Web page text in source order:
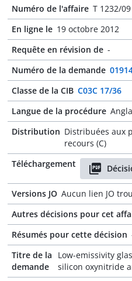
Numéro de l'affaire T 1232/09
En ligne le 19 octobre 2012
Requête en révision de -
Numéro de la demande
Classe de la CIB C03C 17/36
Langue de la procédure
Distribution Distribuées aux
recours (C)
Téléchargement
Versions JO Aucun lien JO
Autres décisions pour cet
Résumés pour cette décision
Titre de la
demande
Low-emissivity
silicon oxynitride